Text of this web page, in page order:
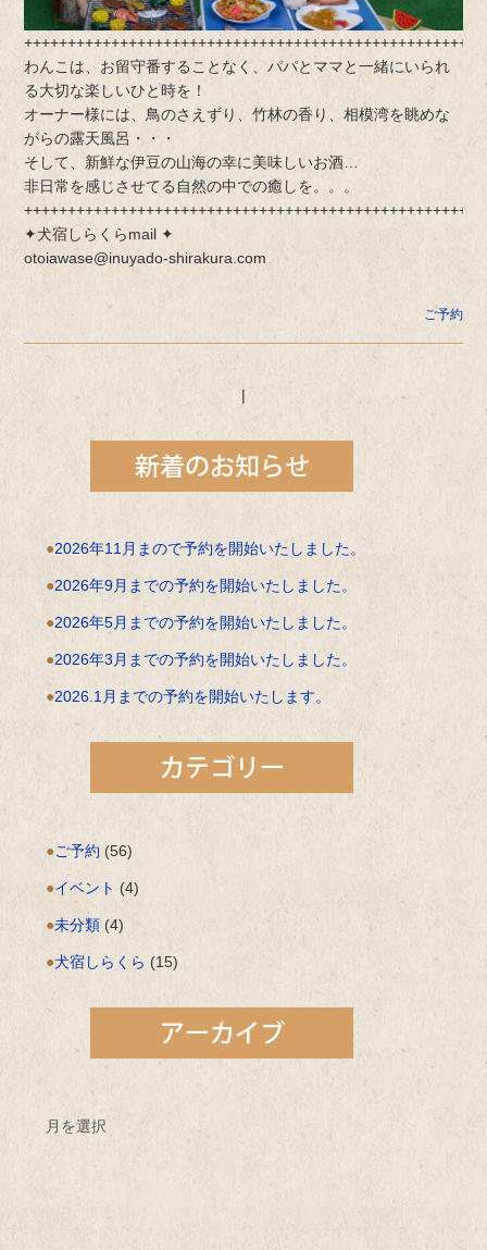
わんこは、お留守番することなく、パパとママと一緒にいられ
る大切な楽しいひと時を！
オーナー様には、鳥のさえずり、竹林の香り、相模湾を眺めな
がらの露天風呂・・・
そして、新鮮な伊豆の山海の幸に美味しいお酒…
非日常を感じさせてる自然の中での癒しを。。。
✦犬宿しらくらmail ✦
otoiawase@inuyado-shirakura.com
ご予約
|
2026年11月まので予約を開始いたしました。
2026年9月までの予約を開始いたしました。
2026年5月までの予約を開始いたしました。
2026年3月までの予約を開始いたしました。
2026.1月までの予約を開始いたします。
ご予約 (56)
イベント (4)
未分類 (4)
犬宿しらくら (15)
月を選択